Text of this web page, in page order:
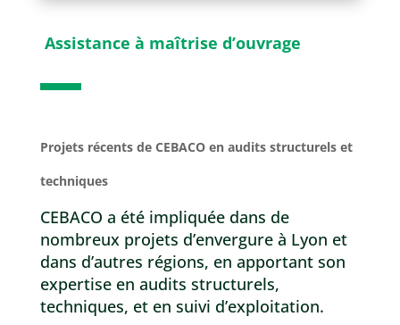
Assistance à maîtrise d’ouvrage
Projets récents de CEBACO en audits structurels et
techniques
CEBACO a été impliquée dans de
nombreux projets d’envergure à Lyon et
dans d’autres régions, en apportant son
expertise en audits structurels,
techniques, et en suivi d’exploitation.